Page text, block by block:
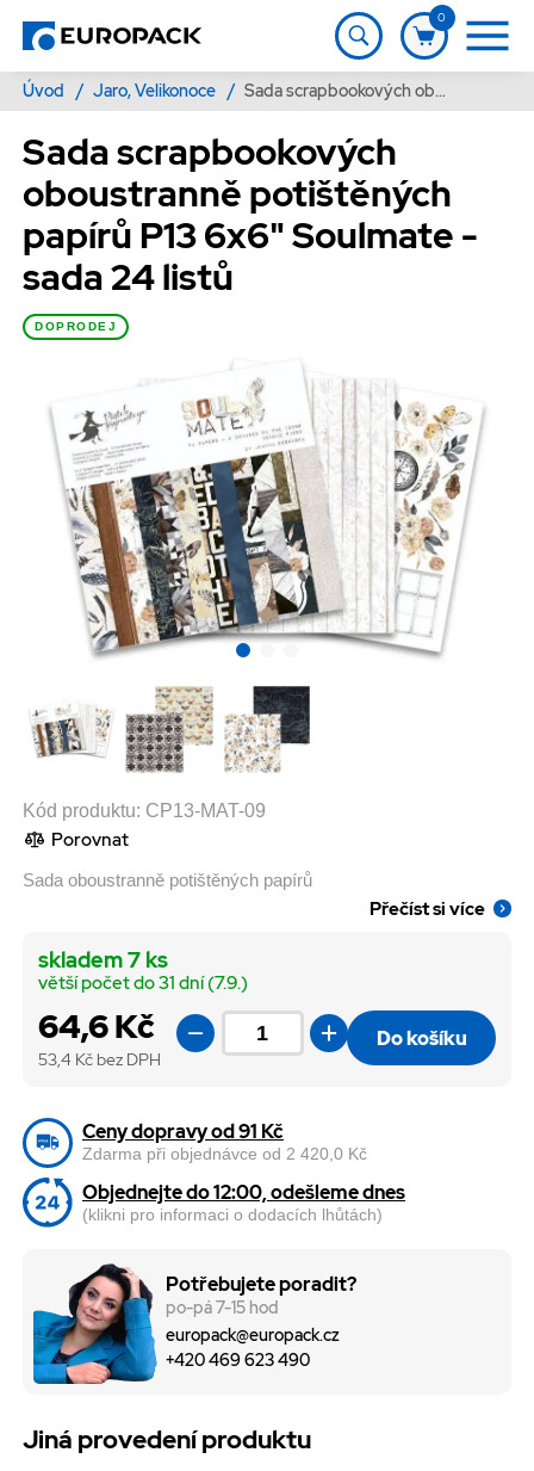
0
Úvod / Jaro, Velikonoce / Sada scrapbookových oboustranně potištěných papírů P13 6x6" Soulmate - sada 24 listů
Sada scrapbookových
oboustranně potištěných
papírů P13 6x6" Soulmate -
sada 24 listů
DOPRODEJ
Kód produktu: CP13-MAT-09
Porovnat
Sada oboustranně potištěných papírů
Přečíst si více
64,6 Kč
53,4 Kč bez DPH
skladem 7 ks
větší počet do 31 dní (7.9.)
Do košíku
Ceny dopravy od 91 Kč
Zdarma při objednávce od 2 420,0 Kč
Objednejte do 12:00, odešleme dnes
(klikni pro informaci o dodacích lhůtách)
Potřebujete poradit?
po-pá 7-15 hod
europack@europack.cz
+420 469 623 490
Jiná provedení produktu